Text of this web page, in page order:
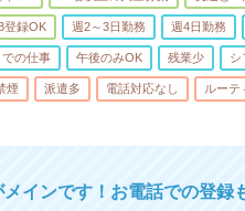
登録OK 週2～3日勤務 週4日勤務
の仕事 午後のみOK 残業少 シ
煙 派遣多 電話対応なし ルーテ
インです！お電話での登録